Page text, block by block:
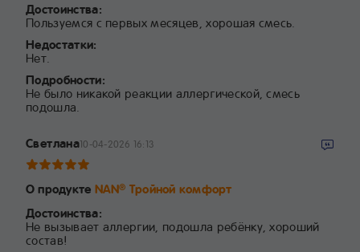
Достоинства:
Пользуемся с первых месяцев, хорошая смесь.
Недостатки:
Нет.
Подробности:
Не было никакой реакции аллергической, смесь
подошла.
Светлана10-04-2026 16:13
О продукте NAN® Тройной комфорт
Достоинства:
Не вызывает аллергии, подошла ребёнку, хороший
состав!